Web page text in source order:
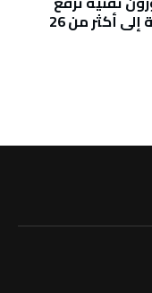
كفاءة خلايا شمسية إلى أكثر من 26